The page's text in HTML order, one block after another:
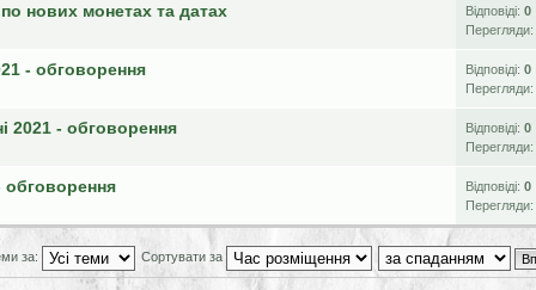
нових монетах та датах Відповіді: 0
Перегляди:
- обговорення Відповіді: 0
Перегляди:
2021 - обговорення Відповіді: 0
Перегляди:
обговорення Відповіді: 0
Перегляди:
за: Сортувати за